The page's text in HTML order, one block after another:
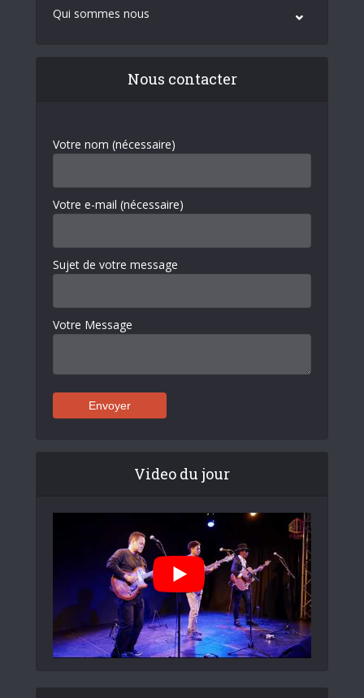
Qui sommes nous
Nous contacter
Votre nom (nécessaire)
Votre e-mail (nécessaire)
Sujet de votre message
Votre Message
Video du jour